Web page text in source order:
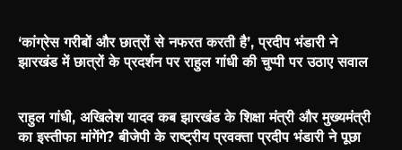
‘कांग्रेस गरीबों और छात्रों से नफरत करती है’, प्रदीप भंडारी ने
झारखंड में छात्रों के प्रदर्शन पर राहुल गांधी की चुप्पी पर उठाए सवाल
राहुल गांधी, अखिलेश यादव कब झारखंड के शिक्षा मंत्री और मुख्यमंत्री
का इस्तीफा मांगेंगे? बीजेपी के राष्ट्रीय प्रवक्ता प्रदीप भंडारी ने पूछा